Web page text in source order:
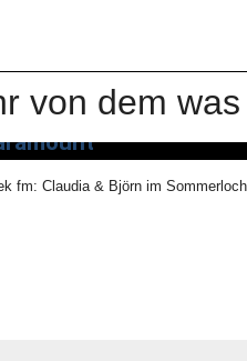
von dem
fm: Claudia & Björn im Sommerloch